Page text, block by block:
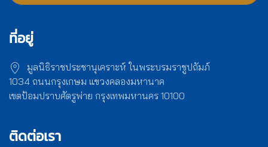
ที่อยู่
มูลนิธิราชประชานุเคราะห์ ในพระบรมราชูปถัมภ์
1034 ถนนกรุงเกษม แขวงคลองมหานาค
เขตป้อมปราบศัตรูพ่าย กรุงเทพมหานคร 10100
ติดต่อเรา